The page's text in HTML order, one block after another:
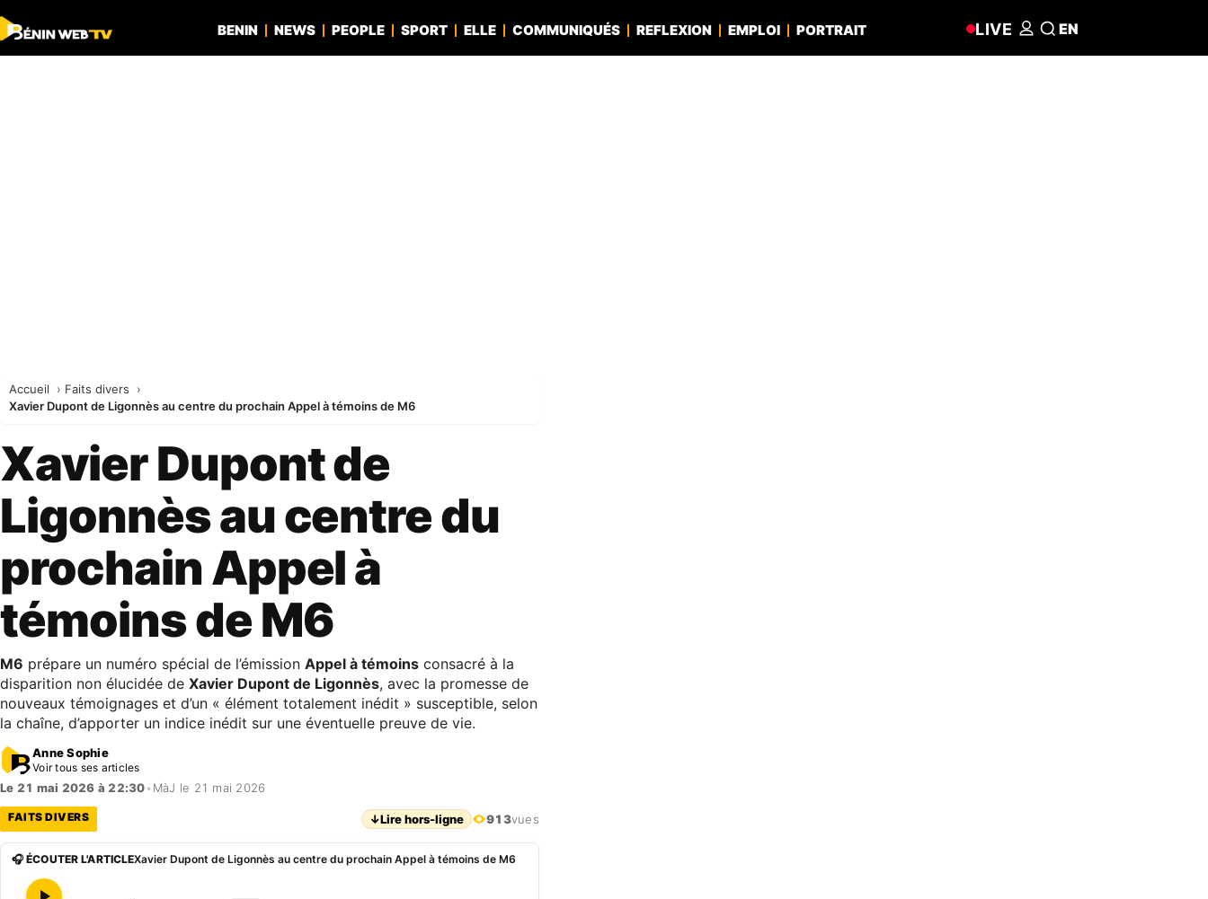
BENIN NEWS PEOPLE SPORT ELLE COMMUNIQUÉS REFLEXION EMPLOI PORTRAIT LIVE EN
Accueil
Faits divers
Xavier Dupont de Ligonnès au centre du prochain Appel à témoins de M6
Xavier Dupont de
Ligonnès au centre du
prochain Appel à
témoins de M6
M6 prépare un numéro spécial de l’émission Appel à témoins consacré à la
disparition non élucidée de Xavier Dupont de Ligonnès, avec la promesse de
nouveaux témoignages et d’un « élément totalement inédit » susceptible, selon
la chaîne, d’apporter un indice inédit sur une éventuelle preuve de vie.
Anne Sophie
Voir tous ses articles
Le 21 mai 2026 à 22:30• MàJ le 21 mai 2026
FAITS DIVERS ↓Lire hors-ligne 913vues
🎧 ÉCOUTER L'ARTICLEXavier Dupont de Ligonnès au centre du prochain Appel à témoins de M6